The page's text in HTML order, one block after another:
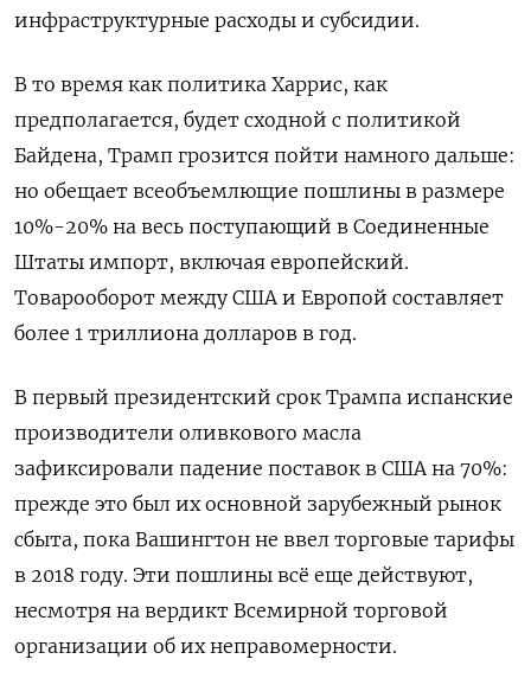
инфраструктурные расходы и субсидии.
В то время как политика Харрис, как
предполагается, будет сходной с политикой
Байдена, Трамп грозится пойти намного дальше:
но обещает всеобъемлющие пошлины в размере
10%-20% на весь поступающий в Соединенные
Штаты импорт, включая европейский.
Товарооборот между США и Европой составляет
более 1 триллиона долларов в год.
В первый президентский срок Трампа испанские
производители оливкового масла
зафиксировали падение поставок в США на 70%:
прежде это был их основной зарубежный рынок
сбыта, пока Вашингтон не ввел торговые тарифы
в 2018 году. Эти пошлины всё еще действуют,
несмотря на вердикт Всемирной торговой
организации об их неправомерности.